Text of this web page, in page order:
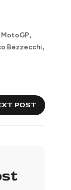
,
Bezzecchi,
POST